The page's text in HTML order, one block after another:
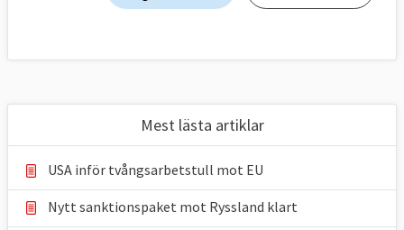
Mest lästa artiklar
USA inför tvångsarbetstull mot EU
Nytt sanktionspaket mot Ryssland klart